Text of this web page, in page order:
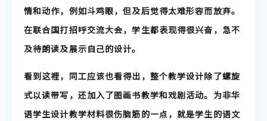
情和动作，例如斗鸡眼，但及后觉得太难形容而放弃。
在联合国打招呼交流大会，学生都表现得很兴奋，急不
及待朗读及展示自己的设计。
看到这裡，同工应该也看得出，整个教学设计除了螺旋
式以读带写，还加入了图画书教学和戏剧活动。为非华
语学生设计教学材料很伤脑筋的一点，就是学生的语文